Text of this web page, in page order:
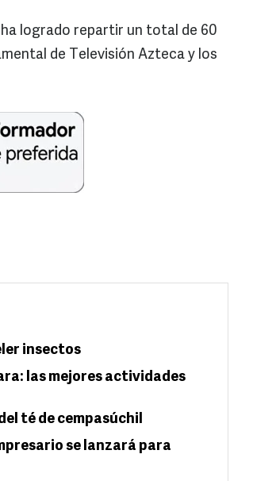
logrado repartir un total de 60
de Televisión Azteca y los
insectos
las mejores actividades
té de cempasúchil
se lanzará para